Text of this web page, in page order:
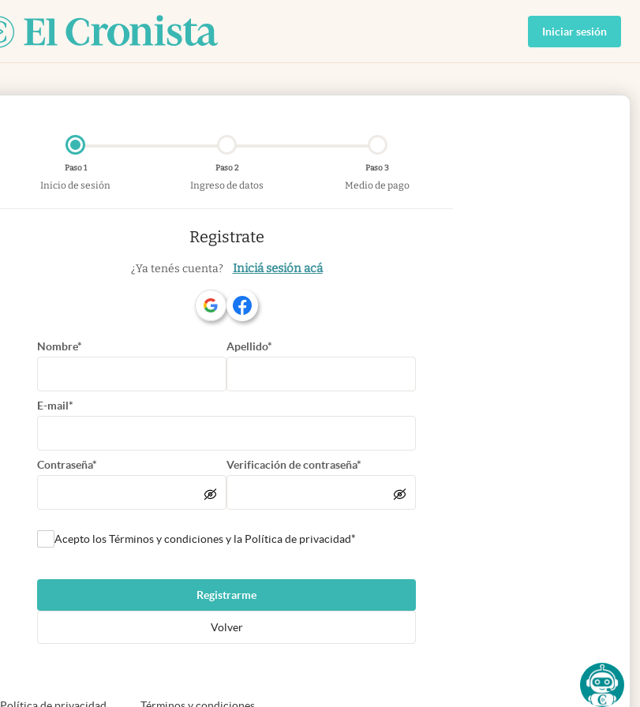
Iniciar sesión
Paso 1
Inicio de sesión
Paso 2
Ingreso de datos
Paso 3
Medio de pago
Registrate
¿Ya tenés cuenta? Iniciá sesión acá
Nombre* Apellido*
E-mail*
Contraseña* Verificación de contraseña*
Acepto los Términos y condiciones y la Política de privacidad*
Registrarme
Volver